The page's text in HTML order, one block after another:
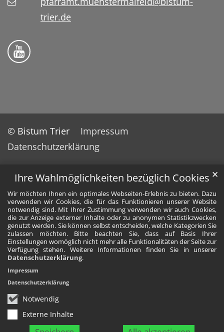
Ihre Wahlmöglichkeiten bezüglich Cookies
Wir möchten Ihnen ein optimales Webseiten-Erlebnis zu bieten. Dazu
verwenden wir Cookies, die für das Funktionieren unserer Website
notwendig sind. Mit Ihrer Zustimmung verwenden wir auch Cookies,
die zur Anzeige externer Inhalte oder zu anonymen Statistikzwecken
genutzt werden. Sie können selbst entscheiden, welche Kategorien Sie
zulassen möchten. Bitte beachten Sie, dass auf Basis Ihrer
Einstellungen womöglich nicht mehr alle Funktionalitäten der Seite zur
Verfügung stehen. Weitere Informationen finden Sie in unserer
Datenschutzerklärung.
Notwendig
Externe Inhalte
✕
Impressum
Datenschutzerklärung
trier.de
Folge uns auf YouTube
© Bistum Trier
Impressum
Datenschutzerklärung